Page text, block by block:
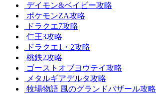
デイモン&ベイビー攻略
ポケモンZA攻略
ドラクエ7攻略
仁王3攻略
ドラクエ1・2攻略
桃鉄2攻略
ゴーストオブヨウテイ攻略
メタルギアデルタ攻略
牧場物語 風のグランドバザール攻略